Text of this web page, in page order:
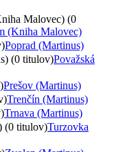
Malovec) (0
(Kniha Malovec)
Poprad (Martinus)
(0 titulov)Považská
Prešov (Martinus)
Trenčín (Martinus)
Trnava (Martinus)
(0 titulov)Turzovka